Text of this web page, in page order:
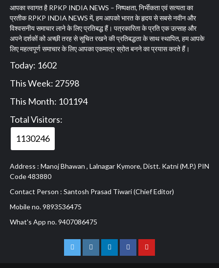
आपका स्वागत है RPKP INDIA NEWS – निष्पक्षता, निर्भीकता एवं सत्यता का
प्रतीक RPKP INDIA NEWS में, हम आपको भारत के हृदय से सबसे नवीन और
विश्वसनीय समाचार लाने के लिए प्रतिबद्ध हैं। पत्रकारिता के प्रति एक उत्साह और
अपने दर्शकों को अच्छी तरह से सूचित रखने की प्रतिबद्धता के साथ स्थापित, हम आपके
लिए महत्वपूर्ण समाचार के लिए आपका एकमात्र स्रोत बनने का प्रयास करते हैं।
Today: 1602
This Week: 27598
This Month: 101194
Total Visitors:
1130246
Address : Manoj Bhawan , Lalnagar Kymore, Distt. Katni (M.P.) PIN
Code 483880
Contact Person : Santosh Prasad Tiwari (Chief Editor)
Mobile no. 9893536475
What's App no. 9407086475
TwitterInstagramLinkedlnFacebookYoutube